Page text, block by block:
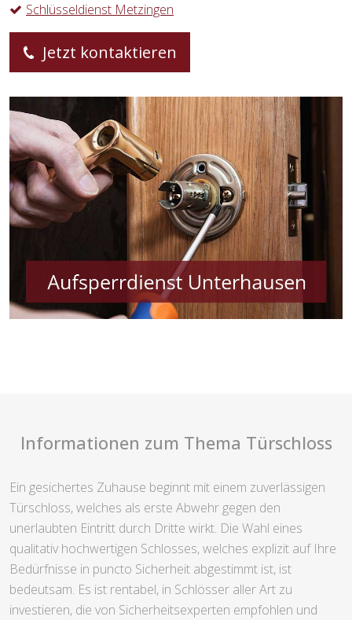
Schlüsseldienst Metzingen
Jetzt kontaktieren
Informationen zum Thema Türschloss
Ein gesichertes Zuhause beginnt mit einem zuverlässigen
Türschloss, welches als erste Abwehr gegen den
unerlaubten Eintritt durch Dritte wirkt. Die Wahl eines
qualitativ hochwertigen Schlosses, welches explizit auf Ihre
Bedürfnisse in puncto Sicherheit abgestimmt ist, ist
bedeutsam. Es ist rentabel, in Schlösser aller Art zu
investieren, die von Sicherheitsexperten empfohlen und